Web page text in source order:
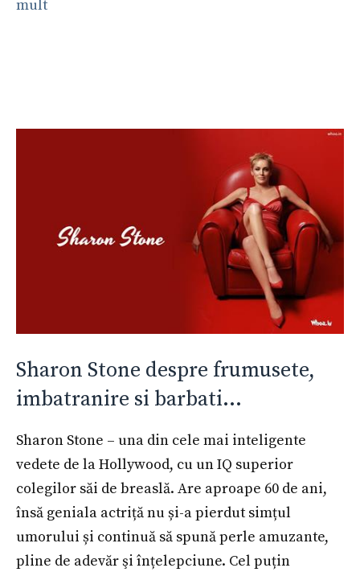
mult
Sharon Stone despre frumusete,
imbatranire si barbati…
Sharon Stone – una din cele mai inteligente
vedete de la Hollywood, cu un IQ superior
colegilor săi de breaslă. Are aproape 60 de ani,
însă geniala actriță nu și-a pierdut simțul
umorului și continuă să spună perle amuzante,
pline de adevăr şi înțelepciune. Cel puțin